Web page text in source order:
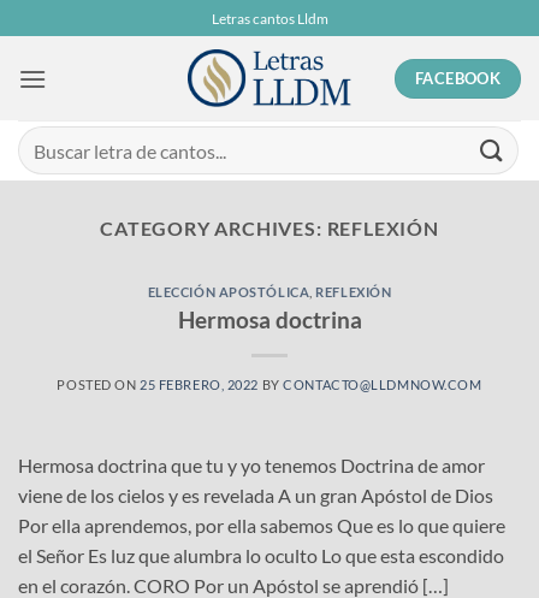
to
content
Letras cantos Lldm
FACEBOOK
CATEGORY ARCHIVES: REFLEXIÓN
ELECCIÓN APOSTÓLICA REFLEXIÓN
Hermosa doctrina
POSTED ON 25 FEBRERO, 2022 BYCONTACTO@LLDMNOW.COM
Hermosa doctrina que tu y yo tenemos Doctrina de amor
viene de los cielos y es revelada A un gran Apóstol de Dios
Por ella aprendemos, por ella sabemos Que es lo que quiere
el Señor Es luz que alumbra lo oculto Lo que esta escondido
en el corazón. CORO Por un Apóstol se aprendió […]